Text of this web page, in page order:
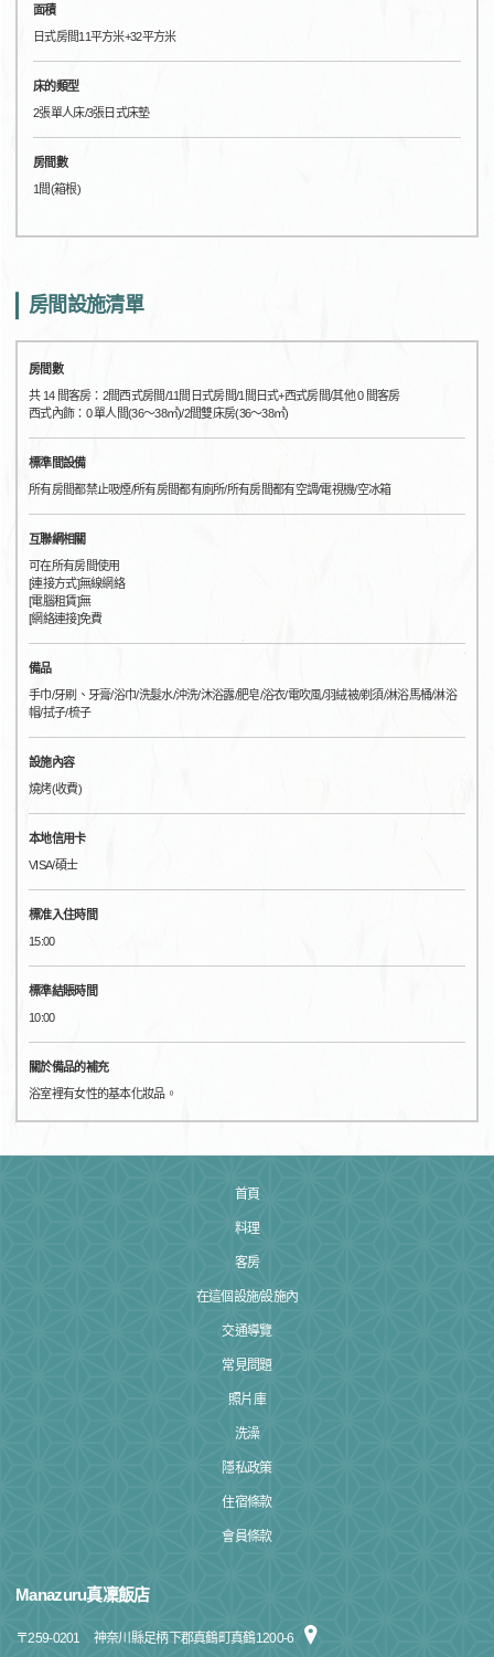
面積
日式房間11平方米+32平方米
床的類型
2張單人床/3張日式床墊
房間數
1間(箱根)
房間設施清單
房間數
共 14 間客房：2間西式房間/11間日式房間/1間日式+西式房間/其他 0 間客房
西式內飾：0 單人間(36～38㎡)/2間雙床房(36～38㎡)
標準間設備
所有房間都禁止吸煙/所有房間都有廁所/所有房間都有空調/電視機/空冰箱
互聯網相關
可在所有房間使用
[連接方式]無線網絡
[電腦租賃]無
[網絡連接]免費
備品
手巾/牙刷、牙膏/浴巾/洗髮水/沖洗/沐浴露/肥皂/浴衣/電吹風/羽絨被/剃須/淋浴馬桶/淋浴
帽/拭子/梳子
設施內容
燒烤(收費)
本地信用卡
VISA/碩士
標准入住時間
15:00
標準結賬時間
10:00
關於備品的補充
浴室裡有女性的基本化妝品。
首頁
料理
客房
在這個設施/設施內
交通導覽
常見問題
照片庫
洗澡
隱私政策
住宿條款
會員條款
Manazuru真凜飯店
〒259-0201
神奈川縣足柄下郡真鶴町真鶴1200-6